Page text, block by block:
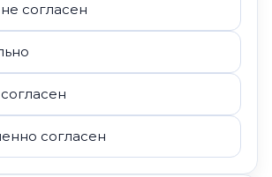
согласен
согласен